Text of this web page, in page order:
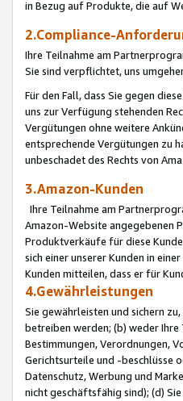
in Bezug auf Produkte, die auf
2.Compliance-
Ihre Teilnahme am
Sie sind verpflichtet, uns
Für den Fall, dass Sie gegen
uns zur Verfügung stehenden
Vergütungen ohne weitere
entsprechende Vergütungen zu
unbeschadet des Rechts von
3.Amazon-Kunden
Ihre Teilnahme am
Amazon-Website angegebenen
Produktverkäufe für diese
sich einer unserer Kunden in
Kunden mitteilen, dass er für
4.Gewährleistungen
Sie gewährleisten und sichern
betreiben werden; (b) weder
Bestimmungen, Verordnungen,
Gerichtsurteile und -beschlüsse
Datenschutz, Werbung und
nicht geschäftsfähig sind); (d)